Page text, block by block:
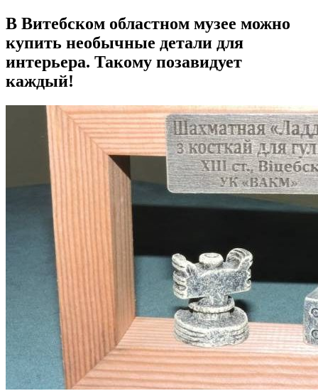
В Витебском областном музее можно
купить необычные детали для
интерьера. Такому позавидует
каждый!